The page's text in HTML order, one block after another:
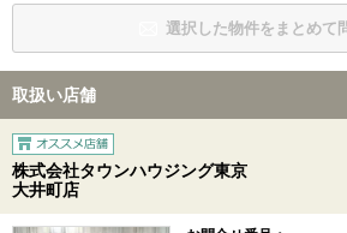
選択した物件をまとめて
取扱い店舗
株式会社タウンハウジング東京
大井町店